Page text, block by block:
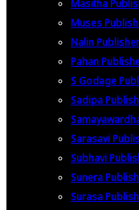
Masitha
Muses
Nalin
Pahan
S Godage
Sadipa
Sarasavi
Subhavi
Sunera
Surasa